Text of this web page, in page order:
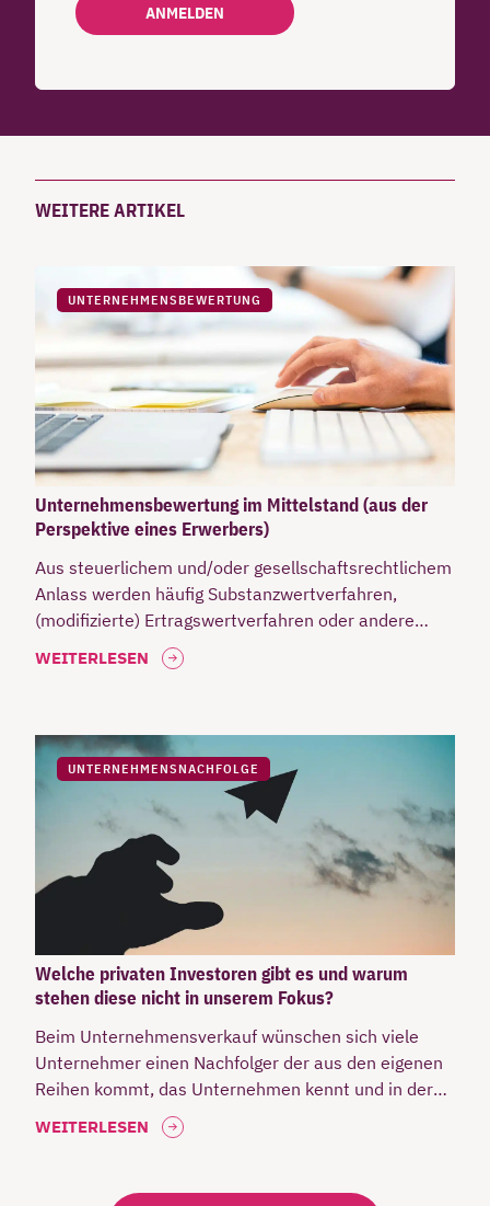
ANMELDEN
WEITERE ARTIKEL
UNTERNEHMENSBEWERTUNG
Unternehmensbewertung im Mittelstand (aus der
Perspektive eines Erwerbers)
Aus steuerlichem und/oder gesellschaftsrechtlichem
Anlass werden häufig Substanzwertverfahren,
(modifizierte) Ertragswertverfahren oder andere
Methoden angewandt. In der M&A-Praxis (rund um
Unternehmensver- und zukäufe) sind jedoch weniger
WEITERLESEN
UNTERNEHMENSNACHFOLGE
Welche privaten Investoren gibt es und warum
stehen diese nicht in unserem Fokus?
Beim Unternehmensverkauf wünschen sich viele
Unternehmer einen Nachfolger der aus den eigenen
Reihen kommt, das Unternehmen kennt und in der
Branche aktiv ist. Im nachfolgenden Artikel
beleuchten wir die verschiedenen Arten von
wir kein Netzwerk in diesem Segment unterhalten.
WEITERLESEN